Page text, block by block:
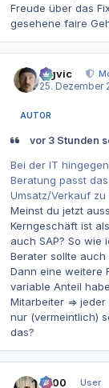
Freude über das
gesehene faire
bigvic
25. Dezember
AUTOR
vor 3 Stunden
Bei der IT
Beratung passt
Umsatz/Verkauf zu
Meinst du jetzt
Kerngeschäft ist
auch SAP? So wie
Berater sollte
Dann eine weitere
variable Anteil
Mitarbeiter =>
nur (vermeintlich)
das?
0x00 User